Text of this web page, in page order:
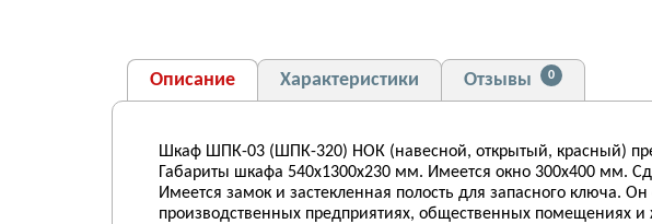
Описание Характеристики Отзывы 0
Шкаф ШПК-03 (ШПК-320) НОК (навесной, открытый, красный)
Габариты шкафа 540х1300х230 мм. Имеется окно 300х400 мм.
Имеется замок и застекленная полость для запасного ключа.
производственных предприятиях, общественных помещениях